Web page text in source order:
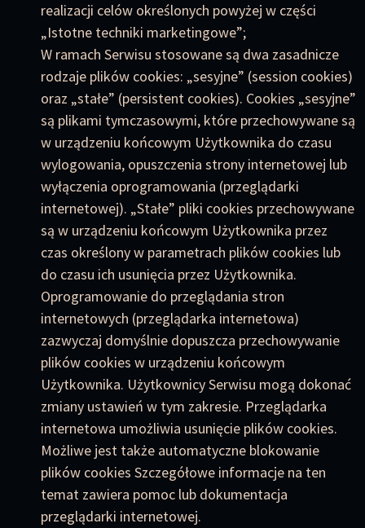
realizacji celów określonych powyżej w części
„Istotne techniki marketingowe”;
W ramach Serwisu stosowane są dwa zasadnicze
rodzaje plików cookies: „sesyjne” (session cookies)
oraz „stałe” (persistent cookies). Cookies „sesyjne”
są plikami tymczasowymi, które przechowywane są
w urządzeniu końcowym Użytkownika do czasu
wylogowania, opuszczenia strony internetowej lub
wyłączenia oprogramowania (przeglądarki
internetowej). „Stałe” pliki cookies przechowywane
są w urządzeniu końcowym Użytkownika przez
czas określony w parametrach plików cookies lub
do czasu ich usunięcia przez Użytkownika.
Oprogramowanie do przeglądania stron
internetowych (przeglądarka internetowa)
zazwyczaj domyślnie dopuszcza przechowywanie
plików cookies w urządzeniu końcowym
Użytkownika. Użytkownicy Serwisu mogą dokonać
zmiany ustawień w tym zakresie. Przeglądarka
internetowa umożliwia usunięcie plików cookies.
Możliwe jest także automatyczne blokowanie
plików cookies Szczegółowe informacje na ten
temat zawiera pomoc lub dokumentacja
przeglądarki internetowej.